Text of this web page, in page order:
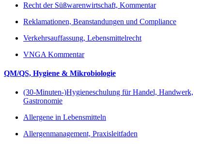
Recht der Süßwarenwirtschaft, Kommentar
Reklamationen, Beanstandungen und Compliance
Verkehrsauffassung, Lebensmittelrecht
VNGA Kommentar
QM/QS, Hygiene & Mikrobiologie
(30-Minuten-)Hygieneschulung für Handel, Handwerk,
Gastronomie
Allergene in Lebensmitteln
Allergenmanagement, Praxisleitfaden